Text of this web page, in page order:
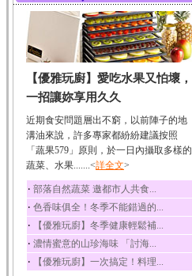
【優雅玩廚】愛吃水果又怕壞，
一招讓妳享用久久
近期食安問題層出不窮，以前陣子的地
溝油來說，許多專家都紛紛建議按照
「蔬果579」原則，於一日內攝取多樣的
蔬菜、水果.......<詳全文>
‧ 部落自然蔬菜 邀都市人共食...
‧ 色香味俱全！冬季不能錯過的...
‧ 【優雅玩廚】冬季健康輕鬆補...
‧ 濃情蜜意的山珍海味 「討海...
‧ 【優雅玩廚】一次搞定！料理...